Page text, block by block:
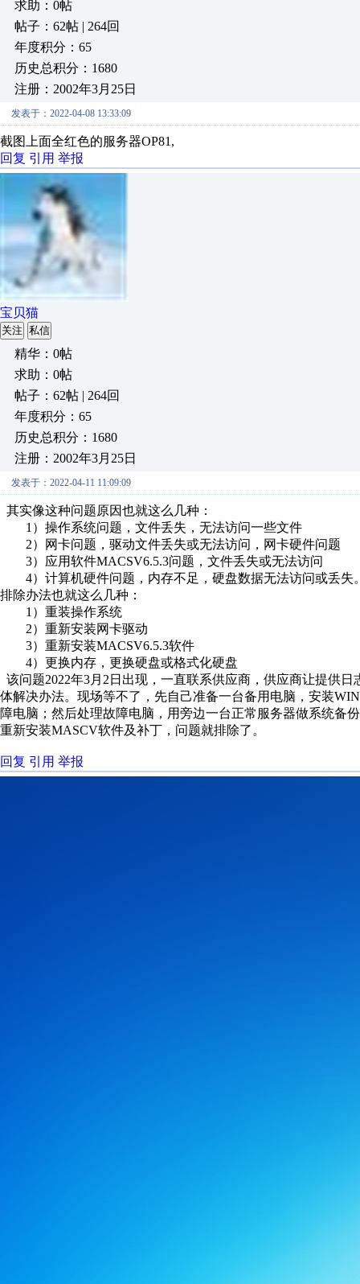
求助：0帖
帖子：62帖 | 264回
年度积分：65
历史总积分：1680
注册：2002年3月25日
发表于：2022-04-08 13:33:09
截图上面全红色的服务器OP81,
回复 引用 举报
宝贝猫
关注 私信
精华：0帖
求助：0帖
帖子：62帖 | 264回
年度积分：65
历史总积分：1680
注册：2002年3月25日
发表于：2022-04-11 11:09:09
其实像这种问题原因也就这么几种：
1）操作系统问题，文件丢失，无法访问一些文件
2）网卡问题，驱动文件丢失或无法访问，网卡硬件问题
3）应用软件MACSV6.5.3问题，文件丢失或无法访问
4）计算机硬件问题，内存不足，硬盘数据无法访问或丢失
排除办法也就这么几种：
1）重装操作系统
2）重新安装网卡驱动
3）重新安装MACSV6.5.3软件
4）更换内存，更换硬盘或格式化硬盘
该问题2022年3月2日出现，一直联系供应商，供应商让提供
体解决办法。现场等不了，先自己准备一台备用电脑，安装
障电脑；然后处理故障电脑，用旁边一台正常服务器做系统备
重新安装MASCV软件及补丁，问题就排除了。
回复 引用 举报